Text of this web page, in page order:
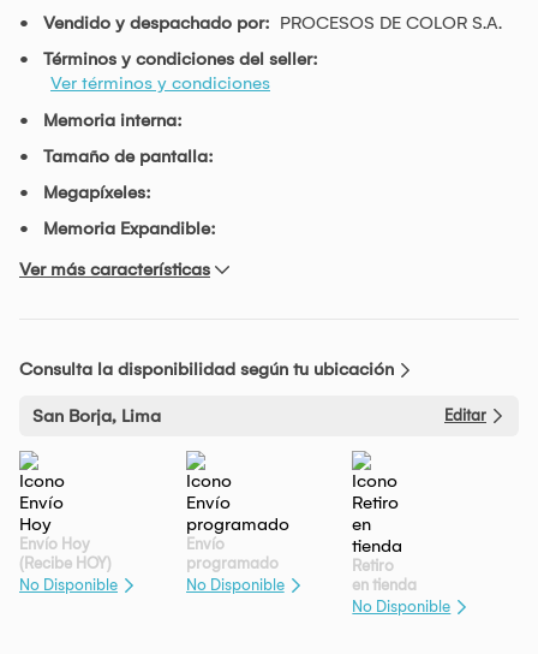
Vendido y despachado por: PROCESOS DE COLOR S.A.
Términos y condiciones del seller:
Ver términos y condiciones
Memoria interna:
Tamaño de pantalla:
Megapíxeles:
Memoria Expandible:
Ver más características
Consulta la disponibilidad según tu ubicación
San Borja, Lima Editar
Envío Hoy
(Recibe HOY)
No Disponible
Envío
programado
No Disponible
Retiro
en tienda
No Disponible